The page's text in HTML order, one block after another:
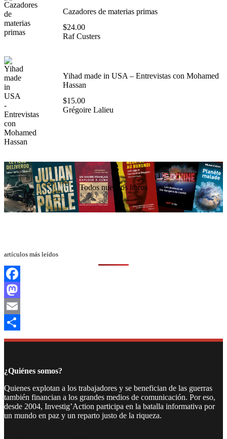
Cazadores de materias primas
$24.00
Raf Custers
Yihad made in USA – Entrevistas con Mohamed
Hassan
$15.00
Grégoire Lalieu
Todos nuestros libros
artículos más leídos
Facebook
Mastodon
Email
Compartir
¿Quiénes somos?
Quienes explotan a los trabajadores y se benefician de las guerras
también financian a los grandes medios de comunicación. Por eso,
desde 2004, Investig’Action participa en la batalla informativa por
un mundo en paz y un reparto justo de la riqueza.